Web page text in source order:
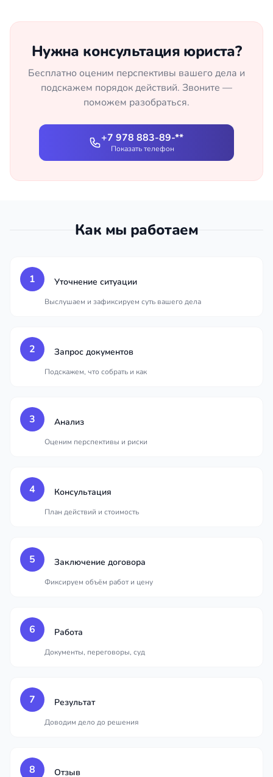
Нужна консультация юриста?
Бесплатно оценим перспективы вашего дела и
подскажем порядок действий. Звоните —
поможем разобраться.
+7 978 883-89-**
Показать телефон
Как мы работаем
1 Уточнение ситуации
Выслушаем и зафиксируем суть вашего дела
2 Запрос документов
Подскажем, что собрать и как
3 Анализ
Оценим перспективы и риски
4 Консультация
План действий и стоимость
5 Заключение договора
Фиксируем объём работ и цену
6 Работа
Документы, переговоры, суд
7 Результат
Доводим дело до решения
8 Отзыв